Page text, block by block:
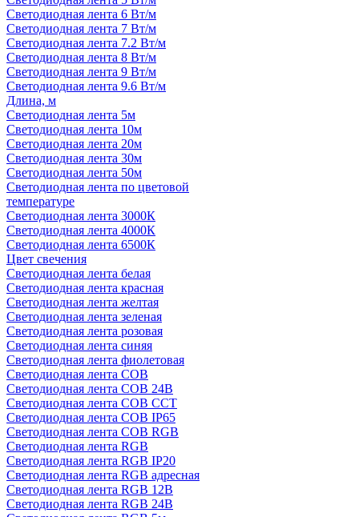
Светодиодная лента 6 Вт/м
Светодиодная лента 7 Вт/м
Светодиодная лента 7.2 Вт/м
Светодиодная лента 8 Вт/м
Светодиодная лента 9 Вт/м
Светодиодная лента 9.6 Вт/м
Длина, м
Светодиодная лента 5м
Светодиодная лента 10м
Светодиодная лента 20м
Светодиодная лента 30м
Светодиодная лента 50м
Светодиодная лента по цветовой
температуре
Светодиодная лента 3000К
Светодиодная лента 4000К
Светодиодная лента 6500К
Цвет свечения
Светодиодная лента белая
Светодиодная лента красная
Светодиодная лента желтая
Светодиодная лента зеленая
Светодиодная лента розовая
Светодиодная лента синяя
Светодиодная лента фиолетовая
Светодиодная лента COB
Светодиодная лента COB 24В
Светодиодная лента COB CCT
Светодиодная лента COB IP65
Светодиодная лента COB RGB
Светодиодная лента RGB
Светодиодная лента RGB IP20
Светодиодная лента RGB адресная
Светодиодная лента RGB 12В
Светодиодная лента RGB 24В